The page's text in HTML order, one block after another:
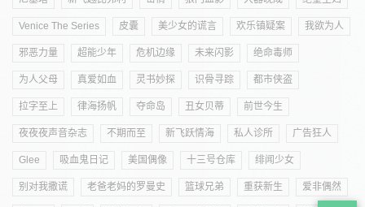
Venice The Series 皮囊 美少女的谎言 欢乐镇疑案 我欲为人
邪恶力量 超能少年 危机边缘 未来闪影 绝命毒师
为人父母 真爱如血 灵书妙探 识骨寻踪 都市侠盗
拉字至上 律海扬帆 夺命岛 丑女贝蒂 前世今生
夜夜夜声音杂志 不期而至 新飞跃情海 私人诊所 广告狂人
Glee 吸血鬼日记 美国偶像 十三号仓库 绯闻少女
别对我撒谎 老爸老妈的罗曼史 篮球兄弟 重获新生 爱非偶然